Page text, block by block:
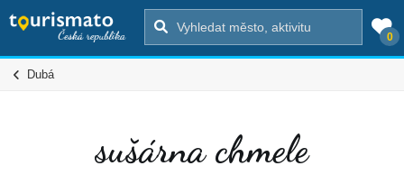
0
Dubá
sušárna chmele